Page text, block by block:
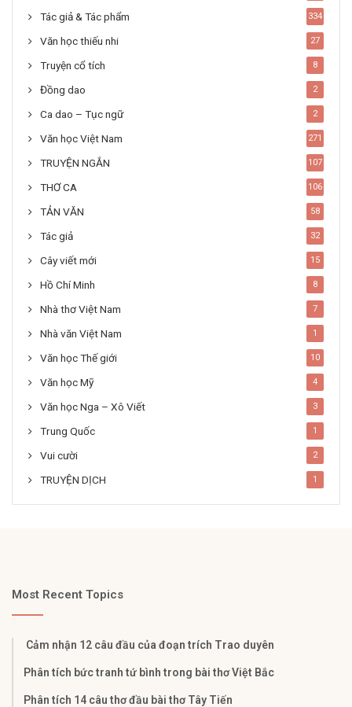
Tác giả & Tác phẩm 334
Văn học thiếu nhi 27
Truyện cổ tích 8
Đồng dao 2
Ca dao – Tục ngữ 2
Văn học Việt Nam 271
TRUYỆN NGẮN 107
THƠ CA 106
TẢN VĂN 58
Tác giả 32
Cây viết mới 15
Hồ Chí Minh 8
Nhà thơ Việt Nam 7
Nhà văn Việt Nam 1
Văn học Thế giới 10
Văn học Mỹ 4
Văn học Nga – Xô Viết 3
Trung Quốc 1
Vui cười 2
TRUYỆN DỊCH 1
Most Recent Topics
Cảm nhận 12 câu đầu của đoạn trích Trao duyên
Phân tích bức tranh tứ bình trong bài thơ Việt Bắc
Phân tích 14 câu thơ đầu bài thơ Tây Tiến